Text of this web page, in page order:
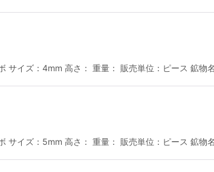
サイズ：4mm 高さ： 重量： 販売単位：ピース 鉱物
サイズ：5mm 高さ： 重量： 販売単位：ピース 鉱物